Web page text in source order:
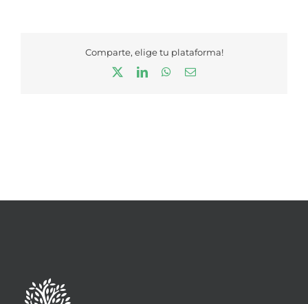
Comparte, elige tu plataforma!
LinkedInWhatsApp
Correo